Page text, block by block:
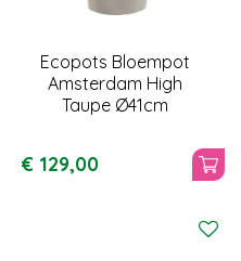
Ecopots Bloempot
Amsterdam High
Taupe Ø41cm
€ 129,00